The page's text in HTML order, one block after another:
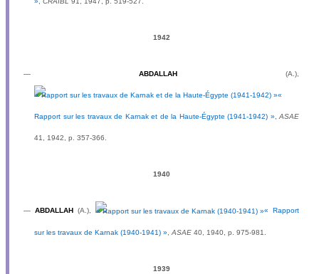
1942
— ABDALLAH (A.),
«
Rapport sur les travaux de Karnak et de la Haute-Égypte (1941-1942) »,ASAE
41, 1942, p. 357-366.
1940
— ABDALLAH (A.), « Rapport
sur les travaux de Karnak (1940-1941) » ASAE 40, 1940, p. 975-981.
1939